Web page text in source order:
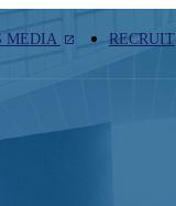
MEDIA RECRUIT